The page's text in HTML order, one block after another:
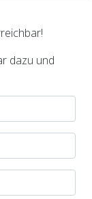
dazu und